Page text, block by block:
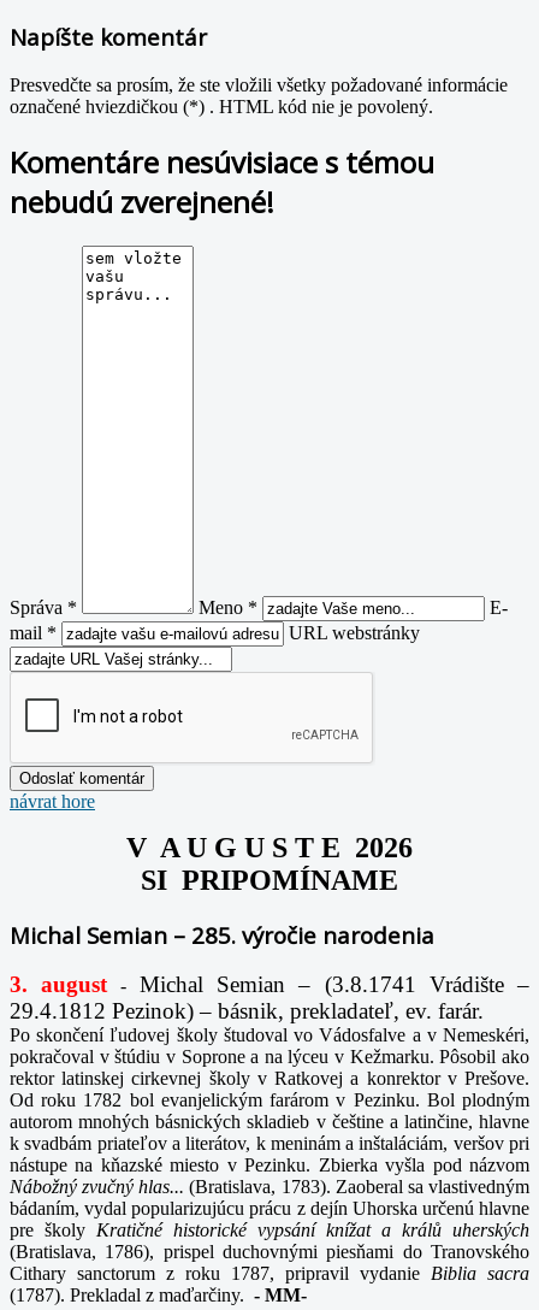
Napíšte komentár
Presvedčte sa prosím, že ste vložili všetky požadované informácie
označené hviezdičkou (*) . HTML kód nie je povolený.
Komentáre nesúvisiace s témou
nebudú zverejnené!
Správa * Meno *
E-
mail *
URL webstránky
návrat hore
V A U G U S T E 2026
SI PRIPOMÍNAME
Michal Semian – 285. výročie narodenia
3. august-Michal Semian – (3.8.1741 Vrádište –
29.4.1812 Pezinok) – básnik, prekladateľ, ev. farár.
Po skončení ľudovej školy študoval vo Vádosfalve a v Nemeskéri,
pokračoval v štúdiu v Soprone a na lýceu v Kežmarku. Pôsobil ako
rektor latinskej cirkevnej školy v Ratkovej a konrektor v Prešove.
Od roku 1782 bol evanjelickým farárom v Pezinku. Bol plodným
autorom mnohých básnických skladieb v češtine a latinčine, hlavne
k svadbám priateľov a literátov, k meninám a inštaláciám, veršov pri
nástupe na kňazské miesto v Pezinku. Zbierka vyšla pod názvom
Nábožný zvučný hlas...(Bratislava, 1783). Zaoberal sa vlastivedným
bádaním, vydal popularizujúcu prácu z dejín Uhorska určenú hlavne
pre školy Kratičné historické vypsání knížat a králů uherských
(Bratislava, 1786), prispel duchovnými piesňami do Tranovského
Cithary sanctorum z roku 1787, pripravil vydanie Biblia sacra
(1787). Prekladal z maďarčiny. - MM-